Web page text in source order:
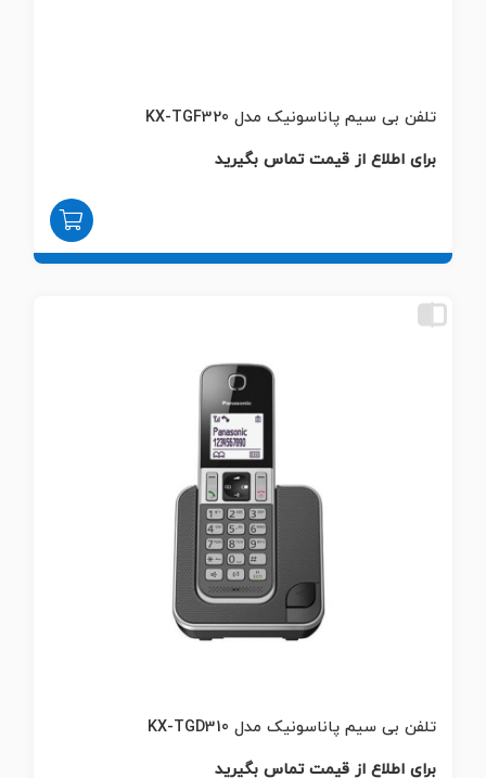
تلفن بی سیم پاناسونیک مدل KX-TGF320
برای اطلاع از قیمت تماس بگیرید
تلفن بی سیم پاناسونیک مدل KX-TGD310
برای اطلاع از قیمت تماس بگیرید